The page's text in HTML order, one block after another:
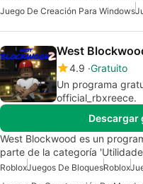
Juego De Creación Para Windows
West
4.9 Gratuito
Un programa
official_rbxreece.
Descargar
West Blockwood es un
parte de la categoría
RobloxJuegos De BloquesRoblox